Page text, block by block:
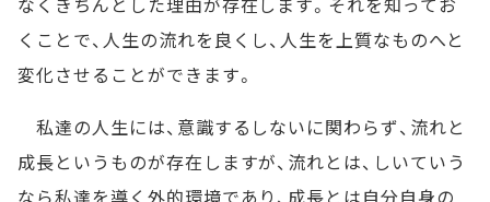
くことで、人生の流れを良くし、人生を上質なものへと
変化させることができます。
私達の人生には、意識するしないに関わらず、流れと
成長というものが存在しますが、流れとは、しいていう
なら私達を導く外的環境であり、成長とは自分自身の